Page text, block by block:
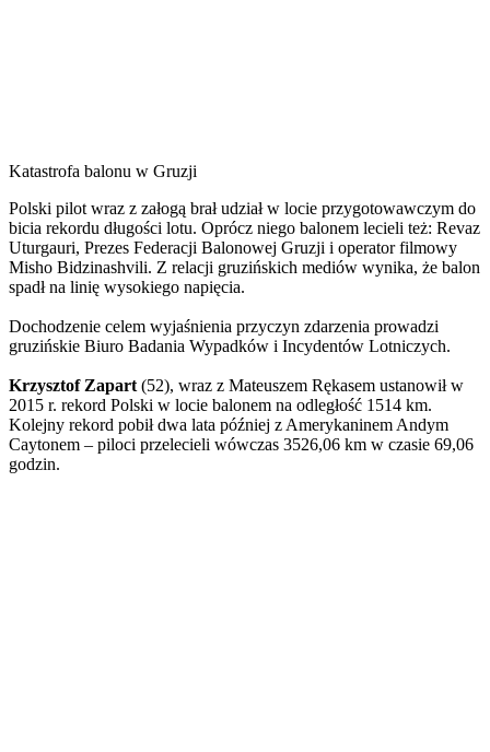
Katastrofa balonu w Gruzji
Polski pilot wraz z załogą brał udział w locie przygotowawczym do
bicia rekordu długości lotu. Oprócz niego balonem lecieli też: Revaz
Uturgauri, Prezes Federacji Balonowej Gruzji i operator filmowy
Misho Bidzinashvili. Z relacji gruzińskich mediów wynika, że balon
spadł na linię wysokiego napięcia.
Dochodzenie celem wyjaśnienia przyczyn zdarzenia prowadzi
gruzińskie Biuro Badania Wypadków i Incydentów Lotniczych.
Krzysztof Zapart (52), wraz z Mateuszem Rękasem ustanowił w
2015 r. rekord Polski w locie balonem na odległość 1514 km.
Kolejny rekord pobił dwa lata później z Amerykaninem Andym
Caytonem – piloci przelecieli wówczas 3526,06 km w czasie 69,06
godzin.